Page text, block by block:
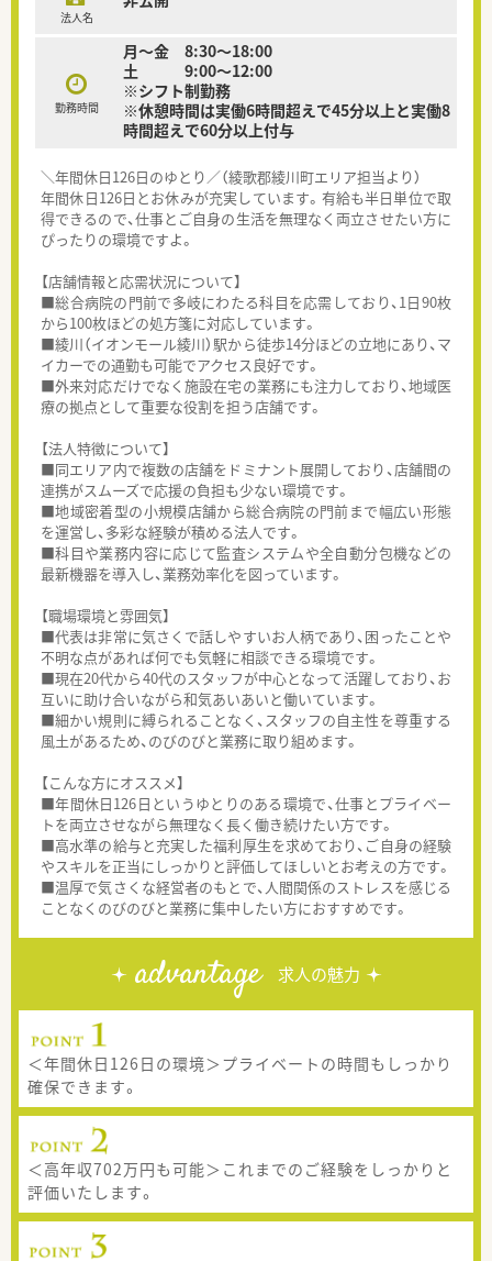
法人名
勤務時間
月～金 8:30～18:00
土 9:00～12:00
※シフト制勤務
※休憩時間は実働6時間超えで45分以上と実働8
時間超えで60分以上付与
＼年間休日126日のゆとり／（綾歌郡綾川町エリア担当より）
年間休日126日とお休みが充実しています。有給も半日単位で取
得できるので、仕事とご自身の生活を無理なく両立させたい方に
ぴったりの環境ですよ。
【店舗情報と応需状況について】
■総合病院の門前で多岐にわたる科目を応需しており、1日90枚
から100枚ほどの処方箋に対応しています。
■綾川（イオンモール綾川）駅から徒歩14分ほどの立地にあり、マ
イカーでの通勤も可能でアクセス良好です。
■外来対応だけでなく施設在宅の業務にも注力しており、地域医
療の拠点として重要な役割を担う店舗です。
【法人特徴について】
■同エリア内で複数の店舗をドミナント展開しており、店舗間の
連携がスムーズで応援の負担も少ない環境です。
■地域密着型の小規模店舗から総合病院の門前まで幅広い形態
を運営し、多彩な経験が積める法人です。
■科目や業務内容に応じて監査システムや全自動分包機などの
最新機器を導入し、業務効率化を図っています。
【職場環境と雰囲気】
■代表は非常に気さくで話しやすいお人柄であり、困ったことや
不明な点があれば何でも気軽に相談できる環境です。
■現在20代から40代のスタッフが中心となって活躍しており、お
互いに助け合いながら和気あいあいと働いています。
■細かい規則に縛られることなく、スタッフの自主性を尊重する
風土があるため、のびのびと業務に取り組めます。
【こんな方にオススメ】
■年間休日126日というゆとりのある環境で、仕事とプライベー
トを両立させながら無理なく長く働き続けたい方です。
■高水準の給与と充実した福利厚生を求めており、ご自身の経験
やスキルを正当にしっかりと評価してほしいとお考えの方です。
■温厚で気さくな経営者のもとで、人間関係のストレスを感じる
ことなくのびのびと業務に集中したい方におすすめです。
advantage 求人の魅力
＜年間休日126日の環境＞プライベートの時間もしっかり
確保できます。
＜高年収702万円も可能＞これまでのご経験をしっかりと
評価いたします。